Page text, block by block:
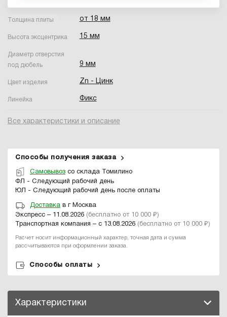
Толщина плиты от 18 мм
Высота эксцентрика 15 мм
Диаметр отверстия
под дюбель
9 мм
Цвет изделия Zn - Цинк
Линейка Фикс
Все характеристики и описание
Способы получения заказа
Самовывоз со склада Томилино
ФЛ - Следующий рабочий день
ЮЛ - Следующий рабочий день после оплаты
Доставка в г Москва
Экспресс – 11.08.2026 (бесплатно от 10 000 ₽)
Транспортная компания – с 13.08.2026 (бесплатно от 10 000 ₽)
Расчет носит информационный характер, точная дата и сумма
рассчитываются при оформлении заказа.
Способы оплаты
Характеристики